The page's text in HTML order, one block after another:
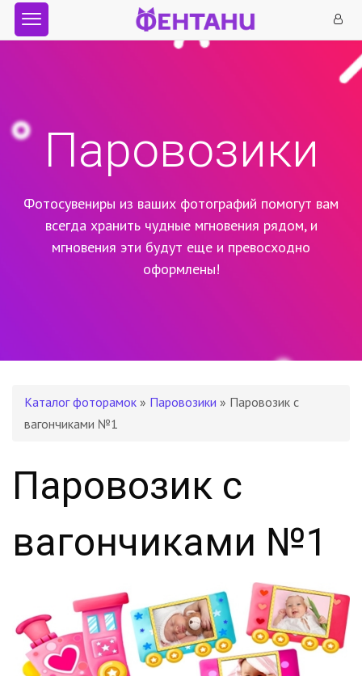
Паровозики
Фотосувениры из ваших фотографий помогут вам
всегда хранить чудные мгновения рядом, и
мгновения эти будут еще и превосходно
оформлены!
Каталог фоторамок » Паровозики » Паровозик с
вагончиками №1
Паровозик с
вагончиками №1